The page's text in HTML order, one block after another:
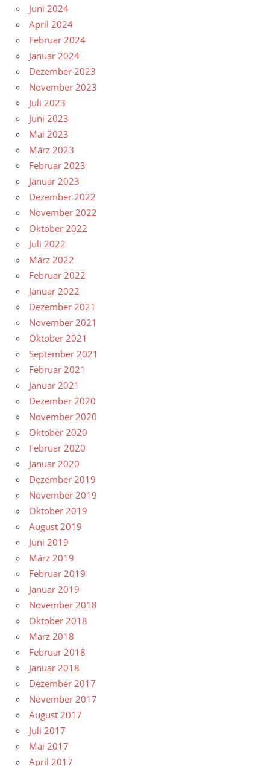
Juni 2024
April 2024
Februar 2024
Januar 2024
Dezember 2023
November 2023
Juli 2023
Juni 2023
Mai 2023
März 2023
Februar 2023
Januar 2023
Dezember 2022
November 2022
Oktober 2022
Juli 2022
März 2022
Februar 2022
Januar 2022
Dezember 2021
November 2021
Oktober 2021
September 2021
Februar 2021
Januar 2021
Dezember 2020
November 2020
Oktober 2020
Februar 2020
Januar 2020
Dezember 2019
November 2019
Oktober 2019
August 2019
Juni 2019
März 2019
Februar 2019
Januar 2019
November 2018
Oktober 2018
März 2018
Februar 2018
Januar 2018
Dezember 2017
November 2017
August 2017
Juli 2017
Mai 2017
April 2017